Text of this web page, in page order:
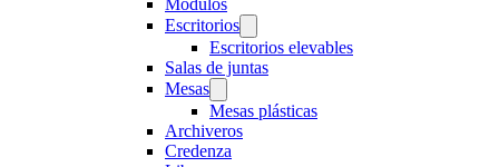
Modulos
Escritorios
Escritorios elevables
Salas de juntas
Mesas
Mesas plásticas
Archiveros
Credenza